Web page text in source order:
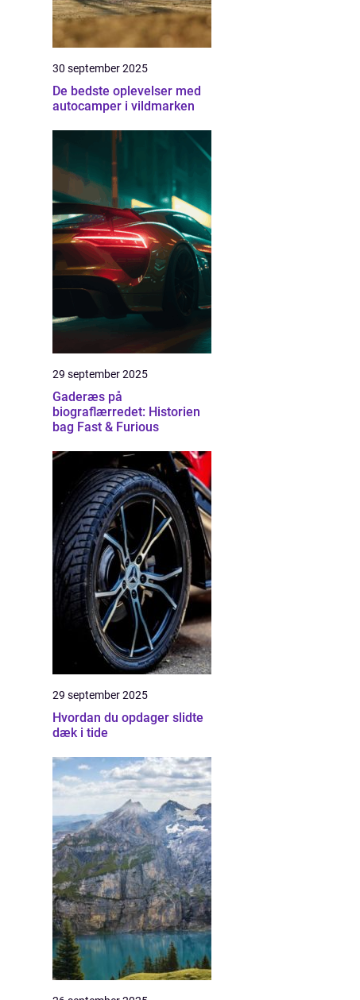
30 september 2025
De bedste oplevelser med
autocamper i vildmarken
29 september 2025
Gaderæs på
biograflærredet: Historien
bag Fast & Furious
29 september 2025
Hvordan du opdager slidte
dæk i tide